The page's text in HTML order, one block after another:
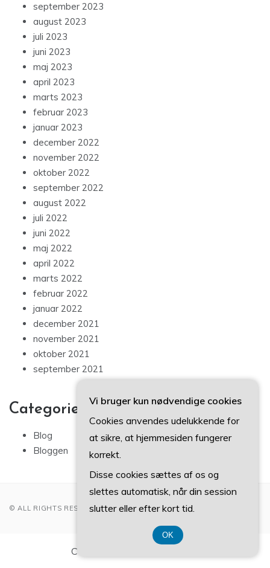
september 2023
august 2023
juli 2023
juni 2023
maj 2023
april 2023
marts 2023
februar 2023
januar 2023
december 2022
november 2022
oktober 2022
september 2022
august 2022
juli 2022
juni 2022
maj 2022
april 2022
marts 2022
februar 2022
januar 2022
december 2021
november 2021
oktober 2021
september 2021
Categories
Blog
Bloggen
© ALL RIGHTS RESERVED 2022
CVR-Nummer DK-37407739
Vi bruger kun nødvendige cookies
Cookies anvendes udelukkende for
at sikre, at hjemmesiden fungerer
korrekt.
Disse cookies sættes af os og
slettes automatisk, når din session
slutter eller efter kort tid.
OK